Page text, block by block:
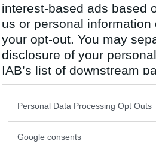
interest-based ads based
us or personal
your opt-out. You may
disclosure of your
IAB’s list of downstream
also be disclosed by us
Downstream Participants
Please note that this
Personal Data Processing Opt Outs
Google consents
1315
Ny Måne...